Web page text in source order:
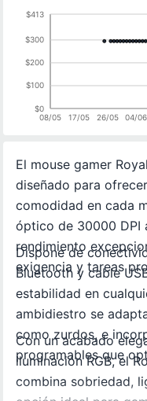
08/05 17/05 26/05 04/06
$0
$100
$200
$300
$413
El mouse gamer
diseñado para
comodidad en cada
óptico de 30000 DPI
rendimiento
exigencia y tareas
Dispone de
Bluetooth y cable
estabilidad en
ambidiestro se
como zurdos, e
programables que
Con un acabado
iluminación RGB, el
combina sobriedad,